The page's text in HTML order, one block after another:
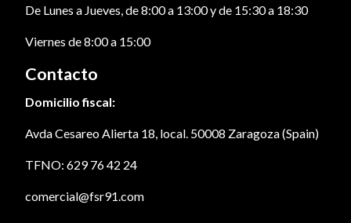
De Lunes a Jueves, de 8:00 a 13:00 y de 15:30 a 18:30
Viernes de 8:00 a 15:00
Contacto
Domicilio fiscal:
Avda Cesareo Alierta 18, local. 50008 Zaragoza (Spain)
TFNO: 629 76 42 24
comercial@fsr91.com